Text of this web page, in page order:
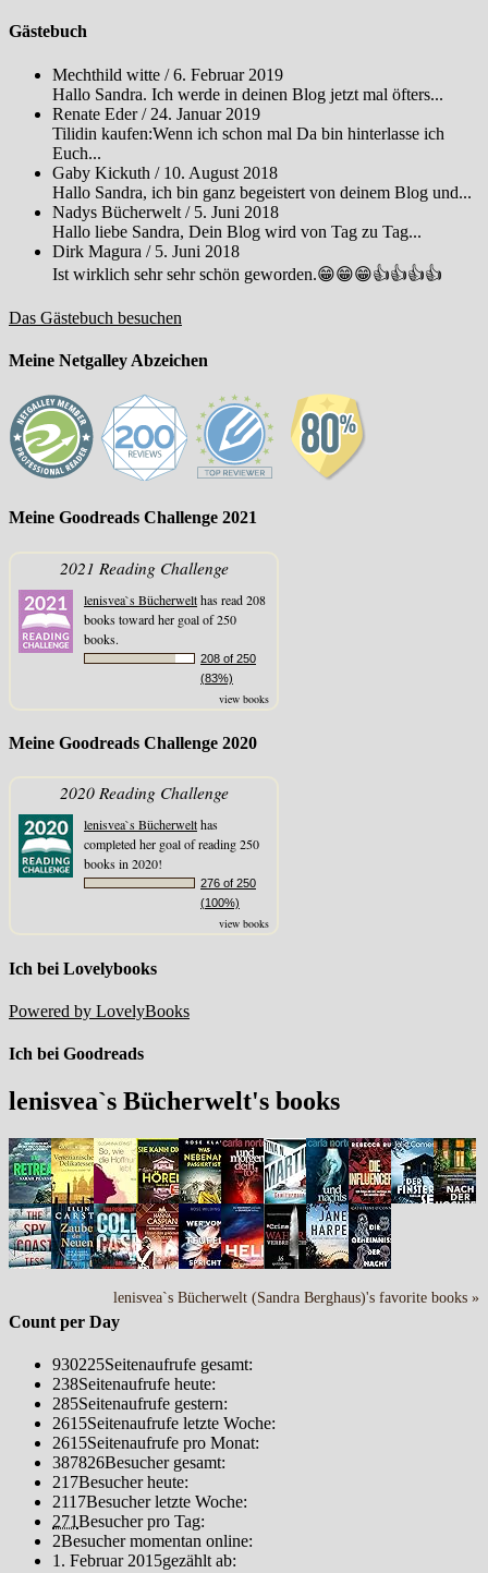
Gästebuch
Mechthild witte /6. Februar 2019
Hallo Sandra. Ich werde in deinen Blog jetzt mal öfters...
Renate Eder/ 24. Januar 2019
Tilidin kaufen:Wenn ich schon mal Da bin hinterlasse ich
Euch...
Gaby Kickuth / 10. August 2018
Hallo Sandra, ich bin ganz begeistert von deinem Blog und...
Nadys Bücherwelt / 5. Juni 2018
Hallo liebe Sandra, Dein Blog wird von Tag zu Tag...
Dirk Magura / 5. Juni 2018
Ist wirklich sehr sehr schön geworden.😁😁😁👍👍👍👍
Das Gästebuch besuchen
Meine Netgalley Abzeichen
Meine Goodreads Challenge 2021
2021 Reading Challenge
lenisvea`s Bücherwelthas read 208
books toward her goal of 250
books.
208 of 250
(83%)
view books
Meine Goodreads Challenge 2020
2020 Reading Challenge
lenisvea`s Bücherwelthas
completed her goal of reading 250
books in 2020!
276 of 250
(100%)
view books
Ich bei Lovelybooks
Powered by LovelyBooks
Ich bei Goodreads
lenisvea`s Bücherwelt's books
lenisvea`s Bücherwelt (Sandra Berghaus)'s favorite books »
Count per Day
930225Seitenaufrufe gesamt:
238Seitenaufrufe heute:
285Seitenaufrufe gestern:
2615Seitenaufrufe letzte Woche:
2615Seitenaufrufe pro Monat:
387826Besucher gesamt:
217Besucher heute:
2117Besucher letzte Woche:
271Besucher pro Tag:
2Besucher momentan online:
1. Februar 2015gezählt ab: